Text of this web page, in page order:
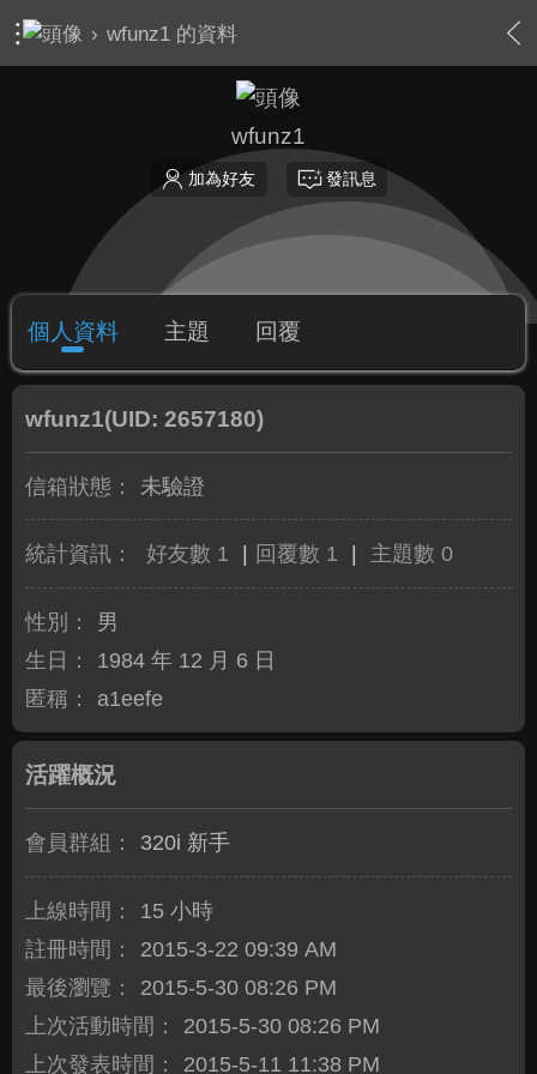
› wfunz1 的資料
wfunz1
加為好友 發訊息
個人資料 主題 回覆
wfunz1(UID: 2657180)
信箱狀態： 未驗證
統計資訊： 好友數 1 回覆數 1 主題數 0
性別：
男
生日：
1984 年 12 月 6 日
匿稱：
a1eefe
活躍概況
會員群組： 320i 新手
上線時間：
15 小時
註冊時間：
2015-3-22 09:39 AM
最後瀏覽：
2015-5-30 08:26 PM
上次活動時間：
2015-5-30 08:26 PM
上次發表時間：
2015-5-11 11:38 PM